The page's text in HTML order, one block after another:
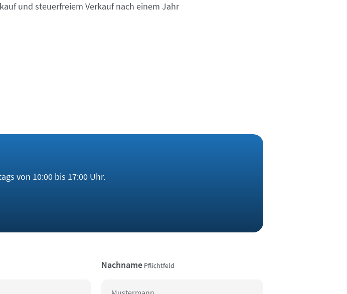
und steuerfreiem Verkauf nach einem Jahr
von 10:00 bis 17:00 Uhr.
Nachname Pflichtfeld